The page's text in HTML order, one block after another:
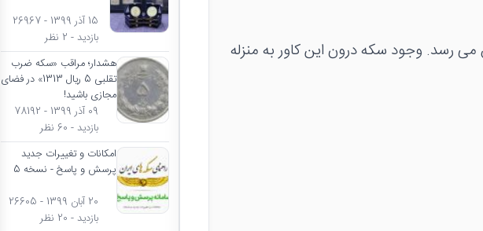
15 آذر 1399 - 26967
بازدید - 2 نظر
هشدار؛ مراقب «سکه ضرب
تقلبی 5 ریال 1313» در فضای
مجازی باشید!
09 آذر 1399 - 78192
بازدید - 60 نظر
امکانات و تغییرات جدید
پرسش و پاسخ - نسخه 5
20 آبان 1399 - 26605
بازدید - 20 نظر